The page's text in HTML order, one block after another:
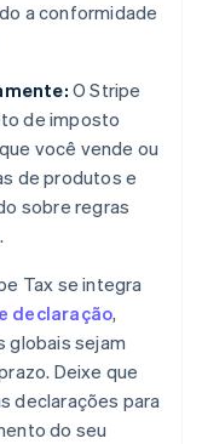
a conformidade
O Stripe
de imposto
você vende ou
de produtos e
sobre regras
Tax se integra
declaração,
globais sejam
Deixe que
declarações para
do seu